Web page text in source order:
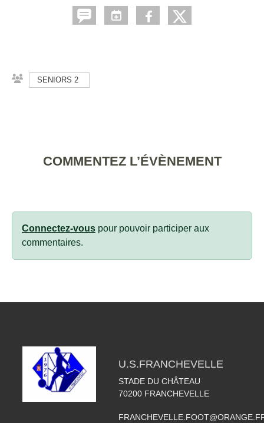
SENIORS 2
COMMENTEZ L’ÉVÈNEMENT
Connectez-vous pour pouvoir participer aux
commentaires.
U.S.FRANCHEVELLE
STADE DU CHÂTEAU
70200 FRANCHEVELLE